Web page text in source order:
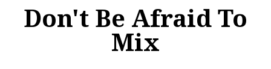
Don't Be Afraid To
Mix